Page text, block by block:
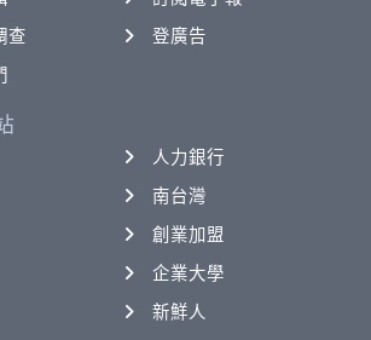
查
登廣告
人力銀行
南台灣
創業加盟
企業大學
新鮮人